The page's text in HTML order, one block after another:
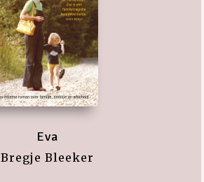
Eva
Bregje Bleeker